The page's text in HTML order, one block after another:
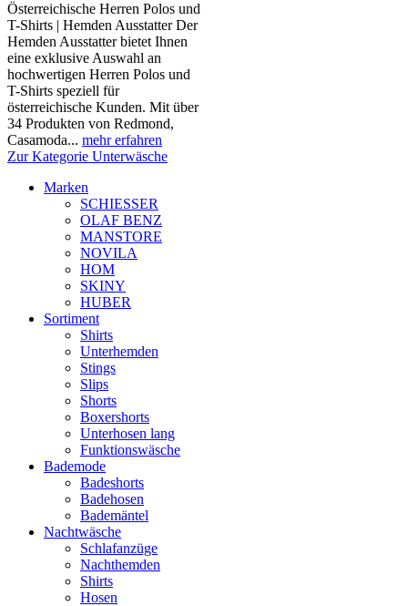
Österreichische Herren Polos und
T-Shirts | Hemden Ausstatter Der
Hemden Ausstatter bietet Ihnen
eine exklusive Auswahl an
hochwertigen Herren Polos und
T-Shirts speziell für
österreichische Kunden. Mit über
34 Produkten von Redmond,
Casamoda... mehr erfahren
Zur Kategorie Unterwäsche
Marken
SCHIESSER
OLAF BENZ
MANSTORE
NOVILA
HOM
SKINY
HUBER
Sortiment
Shirts
Unterhemden
Stings
Slips
Shorts
Boxershorts
Unterhosen lang
Funktionswäsche
Bademode
Badeshorts
Badehosen
Bademäntel
Nachtwäsche
Schlafanzüge
Nachthemden
Shirts
Hosen